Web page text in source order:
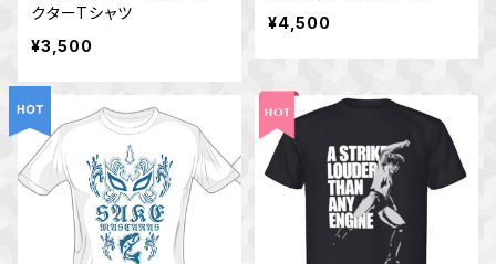
クターTシャツ
¥3,500
¥4,500